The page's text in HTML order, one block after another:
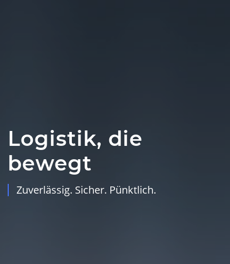
Logistik, die
bewegt
Zuverlässig. Sicher. Pünktlich.